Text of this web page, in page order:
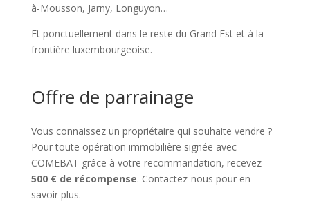
à-Mousson, Jarny, Longuyon…
Et ponctuellement dans le reste du Grand Est et à la
frontière luxembourgeoise.
Offre de parrainage
Vous connaissez un propriétaire qui souhaite vendre ?
Pour toute opération immobilière signée avec
COMEBAT grâce à votre recommandation, recevez
500 € de récompense. Contactez-nous pour en
savoir plus.